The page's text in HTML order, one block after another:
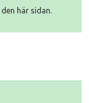
här sidan.